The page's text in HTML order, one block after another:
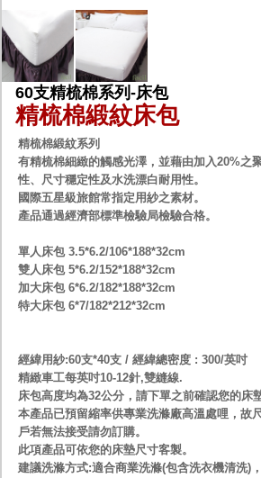
60支精梳棉系列-床包
精梳棉緞紋床包
精梳棉緞紋系列
有精梳棉細緻的觸感光澤，並藉由加入20%之
性、尺寸穩定性及水洗漂白耐用性。
國際五星級旅館常指定用紗之素材。
產品通過經濟部標準檢驗局檢驗合格。
單人床包 3.5*6.2/106*188*32cm
雙人床包 5*6.2/152*188*32cm
加大床包 6*6.2/182*188*32cm
特大床包 6*7/182*212*32cm
經緯用紗:60支*40支 / 經緯總密度 : 300/英吋
精緻車工每英吋10-12針,雙縫線.
床包高度均為32公分，請下單之前確認您的床
本產品已預留縮率供專業洗滌廠高溫處哩，故
戶若無法接受請勿訂購。
此項產品可依您的床墊尺寸客製。
建議洗滌方式:適合商業洗滌(包含洗衣機清洗)